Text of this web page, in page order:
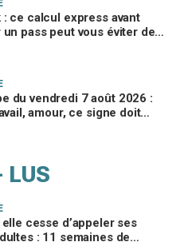
: ce calcul express avant
un pass peut vous éviter de
du vendredi 7 août 2026 :
amour, ce signe doit
LUS
cesse d’appeler ses
: 11 semaines de